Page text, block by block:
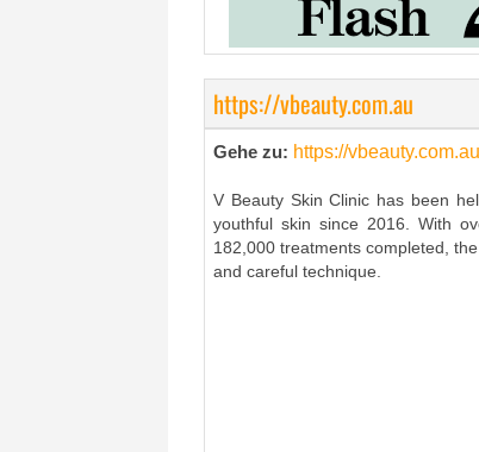
https://vbeauty.com.au
Gehe zu: https://vbeauty.com.au
V Beauty Skin Clinic has been
youthful skin since 2016. With
182,000 treatments completed,
and careful technique.